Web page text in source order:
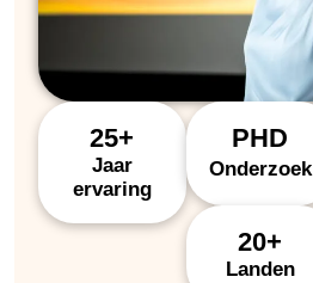
25+
Jaar
ervaring
PHD
Onderzoek
20+
Landen